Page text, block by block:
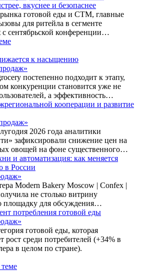
вкуснее и безопаснее
готовой еды и СТМ, главные
для ритейла в сегменте
с сентябрьской конференции…
к насыщению
постепенно подходит к этапу,
конкуренции становится уже не
а эффективность…
кооперации и развитие
2026 года аналитики
зафиксировали снижение цен на
овощей на фоне существенного…
и автоматизация: как меняется
в России
Modern Bakery Moscow | Confex |
не столько витрину
площадку для обсуждения…
потребления готовой еды
готовой еды, которая
рост среди потребителей (+34% в
в целом по стране).